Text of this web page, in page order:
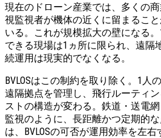
現在のドローン産業では、多くの
視監視者が機体の近くに留まるこ
いる。これが規模拡大の壁になる
できる現場は1ヵ所に限られ、遠隔
続運用は現実的でなくなる。
BVLOSはこの制約を取り除く。1人
遠隔拠点を管理し、飛行ルーティ
ストの構造が変わる。鉄道・送電
監視のように、長距離かつ定期的
は、BVLOSの可否が運用効率を左右